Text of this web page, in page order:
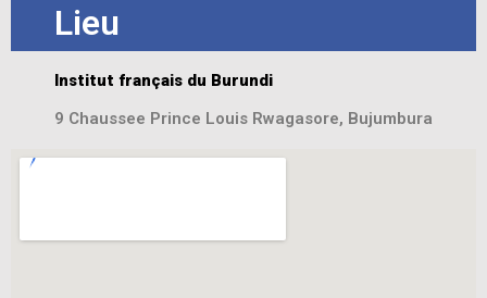
Lieu
Institut français du Burundi
9 Chaussee Prince Louis Rwagasore, Bujumbura